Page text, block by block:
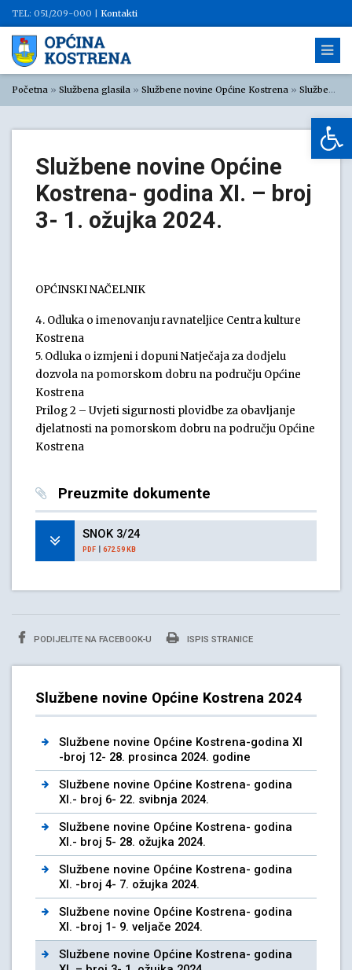
TEL: 051/209-000 | Kontakti
Početna » Službena glasila » Službene novine Općine Kostrena » Službene novine Općine Kostrena 2024
Službene novine Općine
Kostrena- godina XI. – broj
3- 1. ožujka 2024.
OPĆINSKI NAČELNIK
4. Odluka o imenovanju ravnateljice Centra kulture
Kostrena
5. Odluka o izmjeni i dopuni Natječaja za dodjelu
dozvola na pomorskom dobru na području Općine
Kostrena
Prilog 2 – Uvjeti sigurnosti plovidbe za obavljanje
djelatnosti na pomorskom dobru na području Općine
Kostrena
Preuzmite dokumente
SNOK 3/24
PDF | 672.59 KB
PODIJELITE NA FACEBOOK-U ISPIS STRANICE
Službene novine Općine Kostrena 2024
Službene novine Općine Kostrena-godina XI
-broj 12- 28. prosinca 2024. godine
Službene novine Općine Kostrena- godina
XI.- broj 6- 22. svibnja 2024.
Službene novine Općine Kostrena- godina
XI.- broj 5- 28. ožujka 2024.
Službene novine Općine Kostrena- godina
XI. -broj 4- 7. ožujka 2024.
Službene novine Općine Kostrena- godina
XI. -broj 1- 9. veljače 2024.
Službene novine Općine Kostrena- godina